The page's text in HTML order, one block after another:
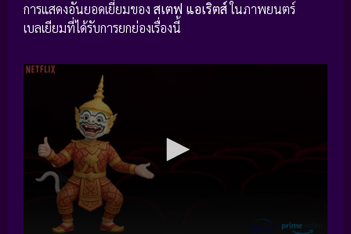
การแสดงอันยอดเยี่ยมของ สเตฟ แอเริตส์ในภาพยนตร์
เบลเยียมที่ได้รับการยกย่องเรื่องนี้